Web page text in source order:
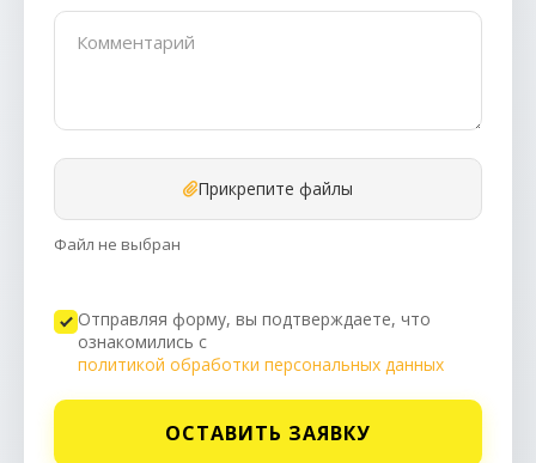
Прикрепите файлы
Файл не выбран
Отправляя форму, вы подтверждаете, что
ознакомились с
политикой обработки персональных данных
ОСТАВИТЬ ЗАЯВКУ